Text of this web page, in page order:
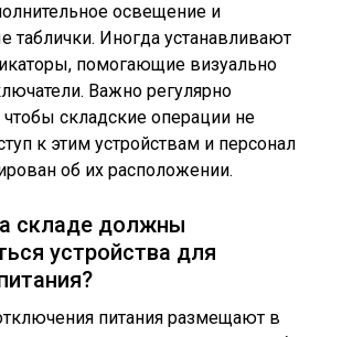
освещение и
таблички. Иногда устанавливают
помогающие визуально
Важно регулярно
чтобы складские операции не
к этим устройствам и персонал
об их расположении.
складе должны
устройства для
питания размещают в